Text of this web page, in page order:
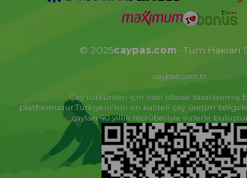
© 2025caypas.com- Tüm Hakları
caypas.com.tr
Çay tutkunları için özel olarak tasarlanmış
platformudur.Türkiyeni'nin en kaliteli çay üretim
çayları 40 yıllık tecrübesiyle sizlerle